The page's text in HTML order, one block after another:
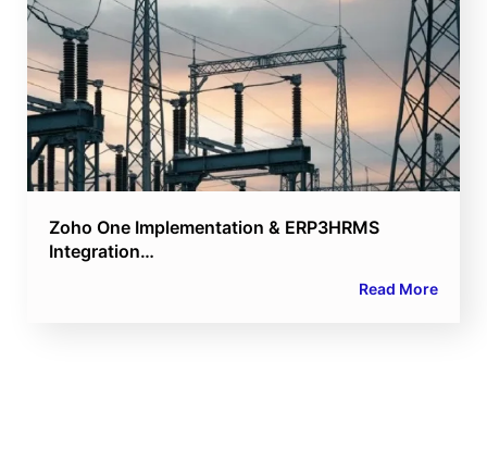
Zoho One Implementation & ERP3HRMS
Integration…
Read More